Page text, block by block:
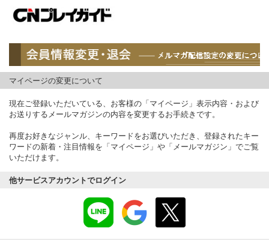
マイページの変更について
現在ご登録いただいている、お客様の「マイページ」表示内容・および
お送りするメールマガジンの内容を変更するお手続きです。
再度お好きなジャンル、キーワードをお選びいただき、登録されたキー
ワードの新着・注目情報を「マイページ」や「メールマガジン」でご覧
いただけます。
他サービスアカウントでログイン